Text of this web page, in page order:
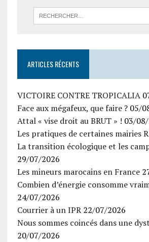
ARTICLES RÉCENTS
VICTOIRE CONTRE TROPICALIA
Face aux mégafeux, que faire ? 05/
Attal « vise droit au BRUT » ! 03/
Les pratiques de certaines mairies
La transition écologique et les
29/07/2026
Les mineurs marocains en France
Combien d’énergie consomme
24/07/2026
Courrier à un IPR 22/07/2026
Nous sommes coincés dans une
20/07/2026